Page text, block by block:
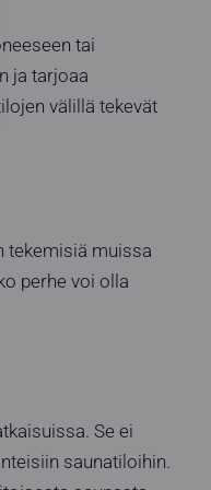
tai
ja tarjoaa
välillä tekevät
tekemisiä muissa
perhe voi olla
Se ei
saunatiloihin.